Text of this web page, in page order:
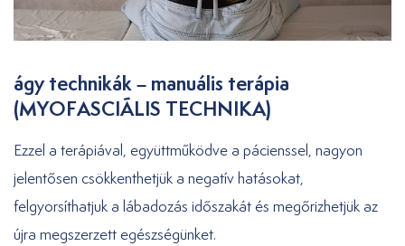
ágy technikák – manuális terápia
(MYOFASCIÁLIS TECHNIKA)
Ezzel a terápiával, együttműködve a pácienssel, nagyon
jelentősen csökkenthetjük a negatív hatásokat,
felgyorsíthatjuk a lábadozás időszakát és megőrizhetjük az
újra megszerzett egészségünket.